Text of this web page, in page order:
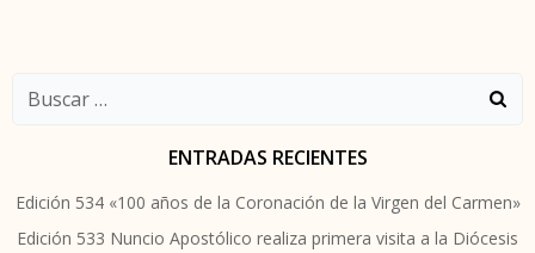
Buscar:
ENTRADAS RECIENTES
Edición 534 «100 años de la Coronación de la Virgen del Carmen»
Edición 533 Nuncio Apostólico realiza primera visita a la Diócesis